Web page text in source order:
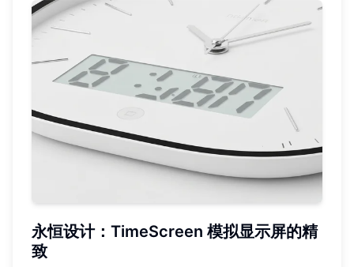
永恒设计：TimeScreen 模拟显示屏的精
致